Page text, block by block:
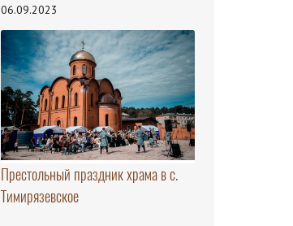
06.09.2023
Престольный праздник храма в с.
Тимирязевское